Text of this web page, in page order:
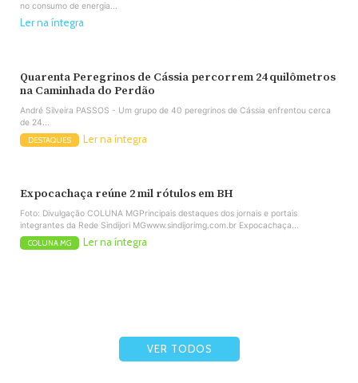
no consumo de energia...
Ler na íntegra
Quarenta Peregrinos de Cássia percorrem 24 quilômetros
na Caminhada do Perdão
André Silveira PASSOS - Um grupo de 40 peregrinos de Cássia enfrentou cerca
de 24...
DESTAQUES Ler na íntegra
Expocachaça reúne 2 mil rótulos em BH
Foto: Divulgação COLUNA MGPrincipais destaques dos jornais e portais
integrantes da Rede Sindijori MGwww.sindijorimg.com.br Expocachaça...
COLUNA MG Ler na íntegra
VER TODOS